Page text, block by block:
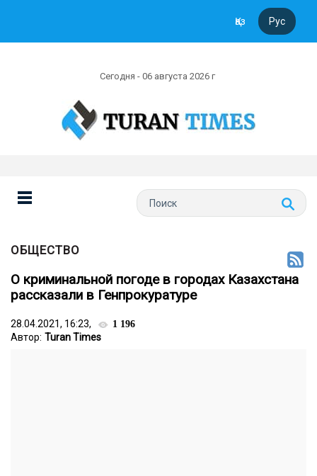
Қаз Рус
Сегодня - 06 августа 2026 г
ОБЩЕСТВО
О криминальной погоде в городах Казахстана
рассказали в Генпрокуратуре
28.04.2021, 16:23, 1 196
Автор: Turan Times